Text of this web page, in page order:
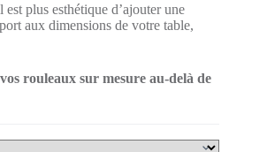
plus esthétique d’ajouter une
aux dimensions de votre table,
rouleaux sur mesure au-delà de